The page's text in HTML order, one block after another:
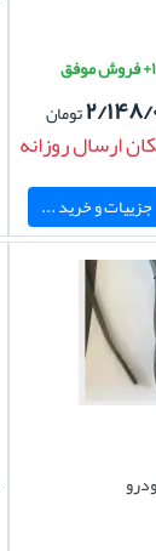
۰۰۰تومان
ارسال روزانه
جزییات و خرید ...